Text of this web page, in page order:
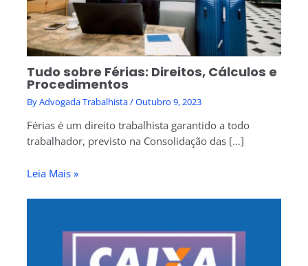
Tudo sobre Férias: Direitos, Cálculos e
Procedimentos
ByAdvogada Trabalhista/Outubro 9, 2023
Férias é um direito trabalhista garantido a todo
trabalhador, previsto na Consolidação das […]
Leia Mais »